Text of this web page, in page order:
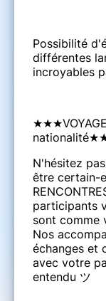
Possibilité
différentes
incroyables
N'hésitez
être certain-
participants
sont comme
Nos
échanges et
avec votre
entendu ツ